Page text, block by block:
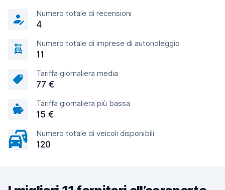
Numero totale di recensioni
4
Numero totale di imprese di autonoleggio
11
Tariffa giornaliera media
77 €
Tariffa giornaliera più bassa
15 €
Numero totale di veicoli disponibili
120